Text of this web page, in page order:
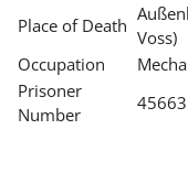
Leichte Sprache
Place of Death
Voss)
Occupation
Prisoner
Number
45663